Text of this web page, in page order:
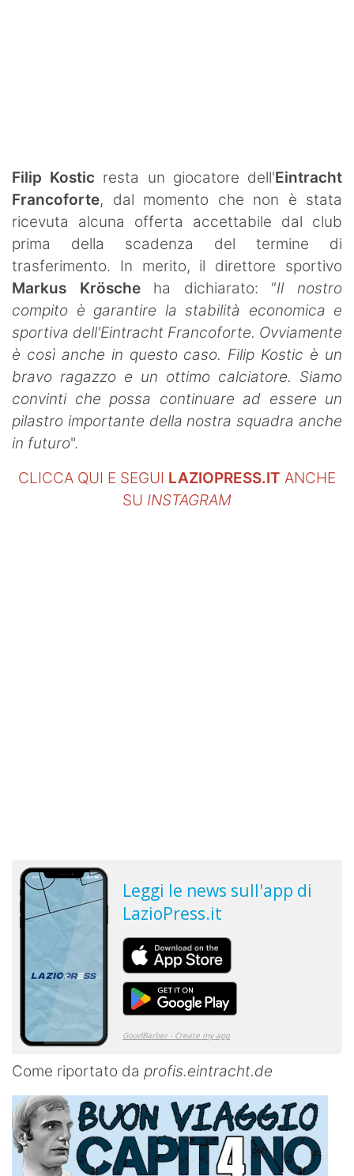
Filip Kostic resta un giocatore dell'Eintracht
Francoforte, dal momento che non è stata
ricevuta alcuna offerta accettabile dal club
prima della scadenza del termine di
trasferimento. In merito, il direttore sportivo
Markus Krösche ha dichiarato: “Il nostro
compito è garantire la stabilità economica e
sportiva dell'Eintracht Francoforte. Ovviamente
è così anche in questo caso. Filip Kostic è un
bravo ragazzo e un ottimo calciatore. Siamo
convinti che possa continuare ad essere un
pilastro importante della nostra squadra anche
in futuro".
CLICCA QUI E SEGUI LAZIOPRESS.IT ANCHE
SU INSTAGRAM
Come riportato da profis.eintracht.de